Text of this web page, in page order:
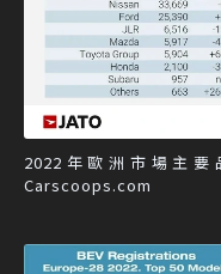
2022年歐洲市場主要
Carscoops.com